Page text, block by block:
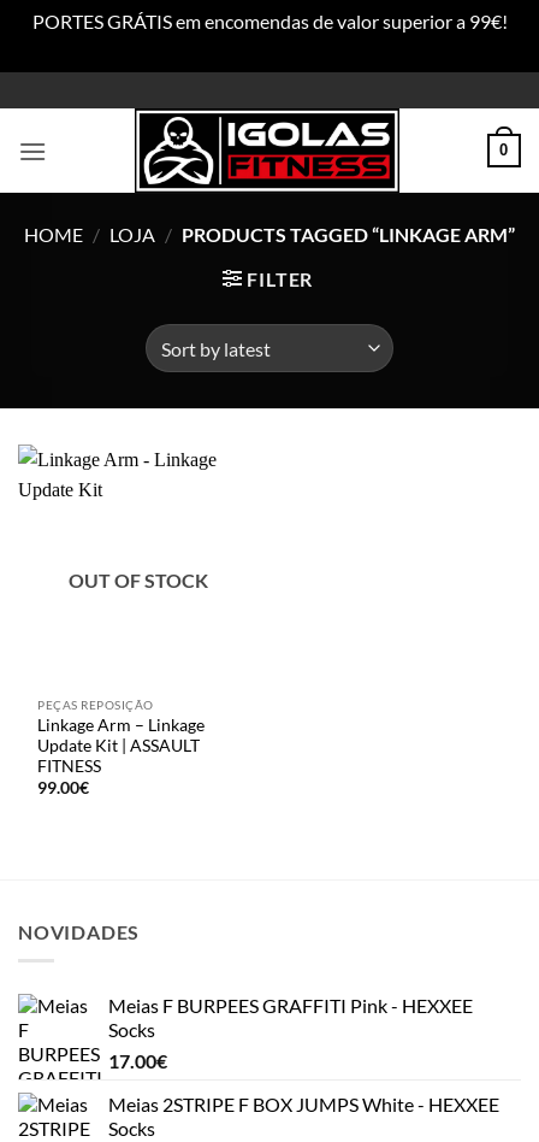
PORTES GRÁTIS em encomendas de valor superior a 99€!
to
content
0
HOME / LOJA / PRODUCTS TAGGED “LINKAGE ARM”
FILTER
OUT OF STOCK
PEÇAS REPOSIÇÃO
Linkage Arm – Linkage
Update Kit | ASSAULT
FITNESS
99.00€
NOVIDADES
Meias F BURPEES GRAFFITI Pink - HEXXEE
Socks
17.00€
Meias 2STRIPE F BOX JUMPS White - HEXXEE
Socks